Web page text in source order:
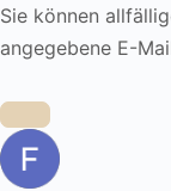
Sie können
angegebene E-